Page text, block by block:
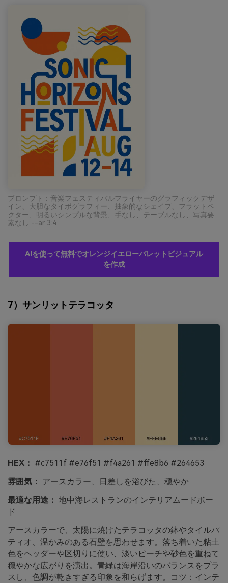
プロンプト：音楽フェスティバルフライヤーのグラフィックデザ
イン、大胆なタイポグラフィー、抽象的なシェイプ、フラットベ
クター、明るいシンプルな背景、手なし、テーブルなし、写真要
素なし --ar 3:4
AIを使って無料でオレンジイエローパレットビジュアル
を作成
7）サンリットテラコッタ
HEX： #c7511f #e76f51 #f4a261 #ffe8b6 #264653
雰囲気： アースカラー、日差しを浴びた、穏やか
最適な用途： 地中海レストランのインテリアムードボー
ド
アースカラーで、太陽に焼けたテラコッタの鉢やタイルパ
ティオ、温かみのある石壁を思わせます。落ち着いた粘土
色をヘッダーや区切りに使い、淡いピーチや砂色を重ねて
穏やかな広がりを演出。青緑は海岸沿いのバランスをプラ
スし、色調が乾きすぎる印象を和らげます。コツ：インテ